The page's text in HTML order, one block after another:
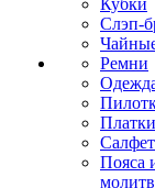
Кубки
Слэп-
Ремни
Платки
Пояса